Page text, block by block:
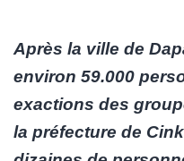
Après la ville de
environ 59.000
exactions des
la préfecture de